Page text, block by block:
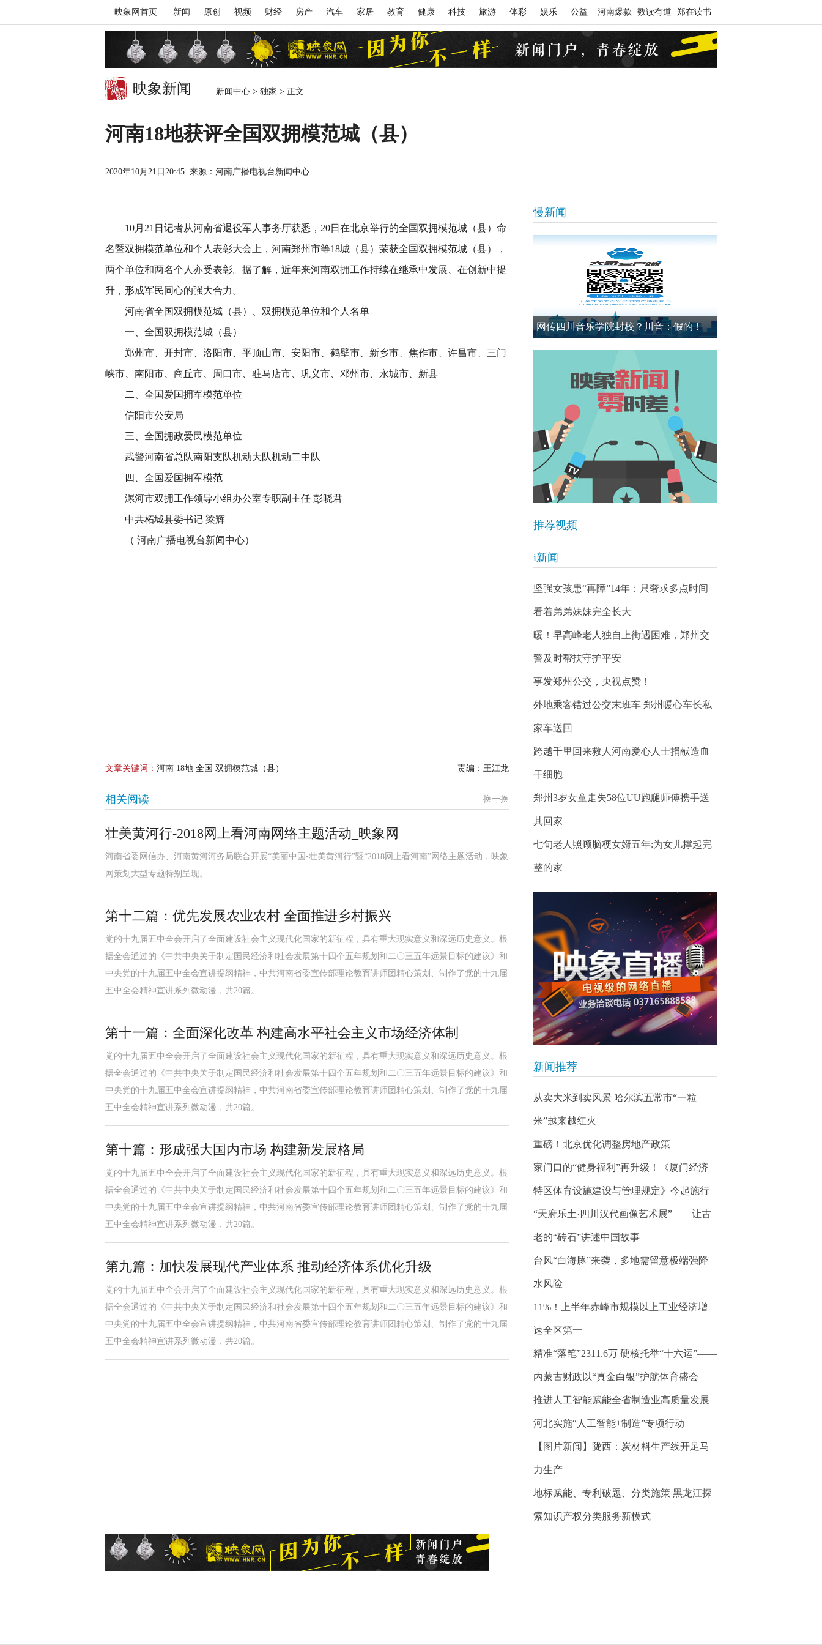
映象网首页 新闻 原创 视频 财经 房产 汽车 家居 教育 健康 科技 旅游 体彩 娱乐 公益 河南爆款 数读有道 郑在读书
映象新闻 新闻中心 > 独家 > 正文
河南18地获评全国双拥模范城（县）
2020年10月21日20:45 来源：河南广播电视台新闻中心
10月21日记者从河南省退役军人事务厅获悉，20日在北京举行的全国双拥模范城（县）命
名暨双拥模范单位和个人表彰大会上，河南郑州市等18城（县）荣获全国双拥模范城（县），
两个单位和两名个人亦受表彰。据了解，近年来河南双拥工作持续在继承中发展、在创新中提
升，形成军民同心的强大合力。
河南省全国双拥模范城（县）、双拥模范单位和个人名单
一、全国双拥模范城（县）
郑州市、开封市、洛阳市、平顶山市、安阳市、鹤壁市、新乡市、焦作市、许昌市、三门
峡市、南阳市、商丘市、周口市、驻马店市、巩义市、邓州市、永城市、新县
二、全国爱国拥军模范单位
信阳市公安局
三、全国拥政爱民模范单位
武警河南省总队南阳支队机动大队机动二中队
四、全国爱国拥军模范
漯河市双拥工作领导小组办公室专职副主任 彭晓君
中共柘城县委书记 梁辉
（ 河南广播电视台新闻中心）
文章关键词： 河南 18地 全国 双拥模范城（县） 责编：王江龙
相关阅读 换一换
壮美黄河行-2018网上看河南网络主题活动_映象网
河南省委网信办、河南黄河河务局联合开展“美丽中国•壮美黄河行”暨“2018网上看河南”网络主题活动，映象
网策划大型专题特别呈现。
第十二篇：优先发展农业农村 全面推进乡村振兴
党的十九届五中全会开启了全面建设社会主义现代化国家的新征程，具有重大现实意义和深远历史意义。根
据全会通过的《中共中央关于制定国民经济和社会发展第十四个五年规划和二〇三五年远景目标的建议》和
中央党的十九届五中全会宣讲提纲精神，中共河南省委宣传部理论教育讲师团精心策划、制作了党的十九届
五中全会精神宣讲系列微动漫，共20篇。
第十一篇：全面深化改革 构建高水平社会主义市场经济体制
党的十九届五中全会开启了全面建设社会主义现代化国家的新征程，具有重大现实意义和深远历史意义。根
据全会通过的《中共中央关于制定国民经济和社会发展第十四个五年规划和二〇三五年远景目标的建议》和
中央党的十九届五中全会宣讲提纲精神，中共河南省委宣传部理论教育讲师团精心策划、制作了党的十九届
五中全会精神宣讲系列微动漫，共20篇。
第十篇：形成强大国内市场 构建新发展格局
党的十九届五中全会开启了全面建设社会主义现代化国家的新征程，具有重大现实意义和深远历史意义。根
据全会通过的《中共中央关于制定国民经济和社会发展第十四个五年规划和二〇三五年远景目标的建议》和
中央党的十九届五中全会宣讲提纲精神，中共河南省委宣传部理论教育讲师团精心策划、制作了党的十九届
五中全会精神宣讲系列微动漫，共20篇。
第九篇：加快发展现代产业体系 推动经济体系优化升级
党的十九届五中全会开启了全面建设社会主义现代化国家的新征程，具有重大现实意义和深远历史意义。根
据全会通过的《中共中央关于制定国民经济和社会发展第十四个五年规划和二〇三五年远景目标的建议》和
中央党的十九届五中全会宣讲提纲精神，中共河南省委宣传部理论教育讲师团精心策划、制作了党的十九届
五中全会精神宣讲系列微动漫，共20篇。
慢新闻
网传四川音乐学院封校？川音：假的！
推荐视频
i新闻
坚强女孩患“再障”14年：只奢求多点时间
看着弟弟妹妹完全长大
暖！早高峰老人独自上街遇困难，郑州交
警及时帮扶守护平安
事发郑州公交，央视点赞！
外地乘客错过公交末班车 郑州暖心车长私
家车送回
跨越千里回来救人河南爱心人士捐献造血
干细胞
郑州3岁女童走失58位UU跑腿师傅携手送
其回家
七旬老人照顾脑梗女婿五年:为女儿撑起完
整的家
新闻推荐
从卖大米到卖风景 哈尔滨五常市“一粒
米”越来越红火
重磅！北京优化调整房地产政策
家门口的“健身福利”再升级！《厦门经济
特区体育设施建设与管理规定》今起施行
“天府乐土·四川汉代画像艺术展”——让古
老的“砖石”讲述中国故事
台风“白海豚”来袭，多地需留意极端强降
水风险
11%！上半年赤峰市规模以上工业经济增
速全区第一
精准“落笔”2311.6万 硬核托举“十六运”——
内蒙古财政以“真金白银”护航体育盛会
推进人工智能赋能全省制造业高质量发展
河北实施“人工智能+制造”专项行动
【图片新闻】陇西：炭材料生产线开足马
力生产
地标赋能、专利破题、分类施策 黑龙江探
索知识产权分类服务新模式